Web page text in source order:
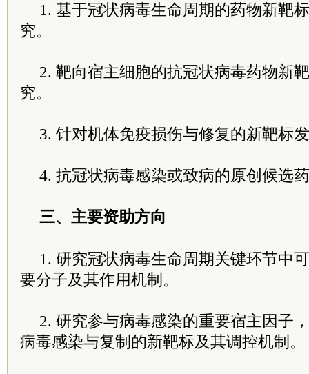
1. 基于冠状病毒生命周期的药物新靶
究。
2. 靶向宿主细胞的抗冠状病毒药物新
究。
3. 针对机体免疫损伤与修复的新靶标
4. 抗冠状病毒感染或致病的原创候选
三、主要资助方向
1. 研究冠状病毒生命周期关键环节中
要分子及其作用机制。
2. 研究参与病毒感染的重要宿主因子
病毒感染与复制的新靶标及其调控机制。